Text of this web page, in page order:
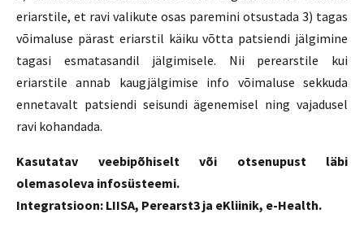
eriarstile, et ravi valikute osas paremini otsustada 3) tagas
võimaluse pärast eriarstil käiku võtta patsiendi jälgimine
tagasi esmatasandil jälgimisele. Nii perearstile kui
eriarstile annab kaugjälgimise info võimaluse sekkuda
ennetavalt patsiendi seisundi ägenemisel ning vajadusel
ravi kohandada.
Kasutatav veebipõhiselt või otsenupust läbi
olemasoleva infosüsteemi.
Integratsioon: LIISA, Perearst3 ja eKliinik, e-Health.